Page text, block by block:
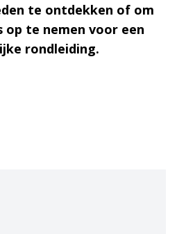
te ontdekken of om
te nemen voor een
rondleiding.